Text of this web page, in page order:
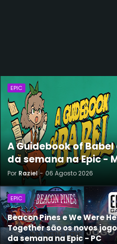
EPIC
A Guidebook of
da semana na Epic -
Por Raziel - 06 Agosto 2026
EPIC
Beacon Pines e We Were
Together são os novos
da semana na Epic - PC